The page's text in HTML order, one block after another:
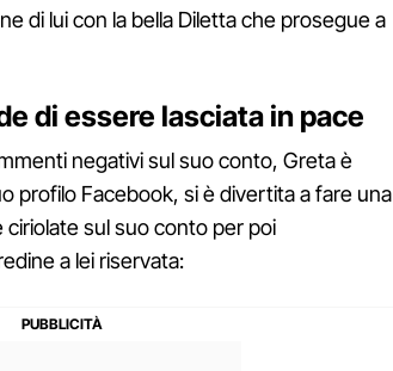
di lui con la bella Diletta che prosegue a
di essere lasciata in pace
negativi sul suo conto, Greta è
profilo Facebook, si è divertita a fare una
sul suo conto per poi
a lei riservata: